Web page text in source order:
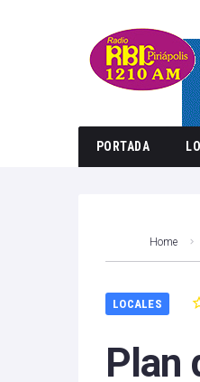
PORTADA
Home
LOCALES
Plan